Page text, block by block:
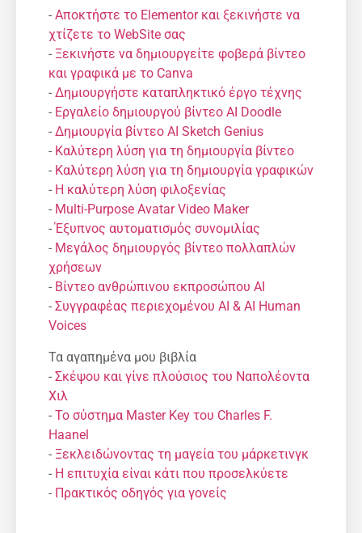
- Αποκτήστε το Elementor και ξεκινήστε να
χτίζετε το WebSite σας
- Ξεκινήστε να δημιουργείτε φοβερά βίντεο
και γραφικά με το Canva
- Δημιουργήστε καταπληκτικό έργο τέχνης
- Εργαλείο δημιουργού βίντεο AI Doodle
- Δημιουργία βίντεο AI Sketch Genius
- Καλύτερη λύση για τη δημιουργία βίντεο
- Καλύτερη λύση για τη δημιουργία γραφικών
- Η καλύτερη λύση φιλοξενίας
- Multi-Purpose Avatar Video Maker
-Έξυπνος αυτοματισμός συνομιλίας
- Μεγάλος δημιουργός βίντεο πολλαπλών
χρήσεων
- Βίντεο ανθρώπινου εκπροσώπου AI
- Συγγραφέας περιεχομένου AI & AI Human
Voices
Τα αγαπημένα μου βιβλία
- Σκέψου και γίνε πλούσιος του Ναπολέοντα
Χιλ
- Το σύστημα Master Key του Charles F.
Haanel
- Ξεκλειδώνοντας τη μαγεία του μάρκετινγκ
- Η επιτυχία είναι κάτι που προσελκύετε
- Πρακτικός οδηγός για γονείς